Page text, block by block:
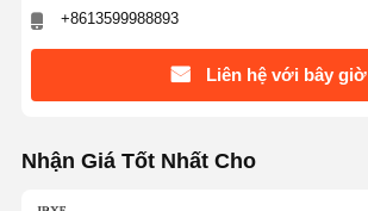
+8613599988893
Liên hệ với bây giờ
Nhận Giá Tốt Nhất Cho